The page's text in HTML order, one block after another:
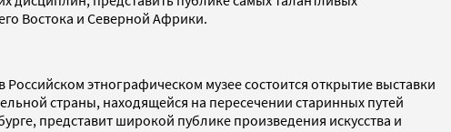
Востока и Северной Африки.
этнографическом музее состоится открытие выставки
страны, находящейся на пересечении старинных путей
представит широкой публике произведения искусства и